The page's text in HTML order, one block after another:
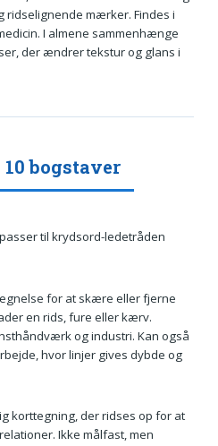
mærker. Findes i
I almene sammenhænge
der ændrer tekstur og glans i
bogstaver
til krydsord-ledetråden
for at skære eller fjerne
en rids, fure eller kærv.
og industri. Kan også
hvor linjer gives dybde og
korttegning, der ridses op for at
Ikke målfast, men